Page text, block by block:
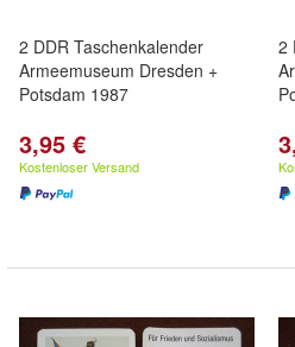
2 DDR Taschenkalender
Armeemuseum Dresden +
Potsdam 1987
3,95 €
Kostenloser Versand
2